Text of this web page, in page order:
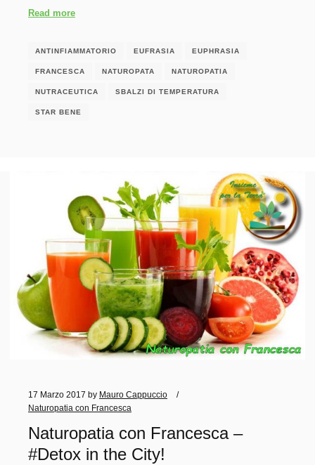
Read more
ANTINFIAMMATORIO EUFRASIA EUPHRASIA
FRANCESCA NATUROPATA NATUROPATIA
NUTRACEUTICA SBALZI DI TEMPERATURA
STAR BENE
17 Marzo 2017 by Mauro Cappuccio
Naturopatia con Francesca
Naturopatia con Francesca –
#Detox in the City!